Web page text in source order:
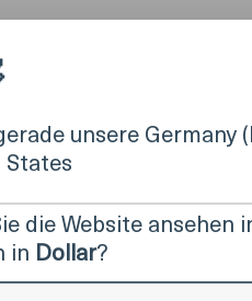
unsere Germany
die Website ansehen
in Dollar?